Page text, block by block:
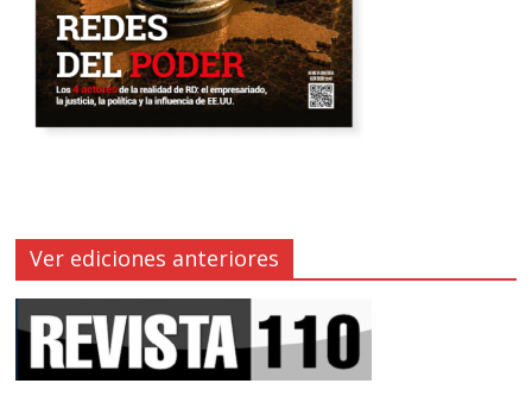
Ver ediciones anteriores